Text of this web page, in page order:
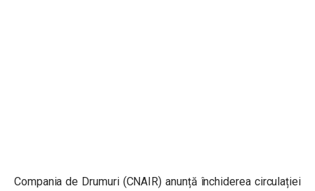
Compania de Drumuri (CNAIR) anunță închiderea circulației